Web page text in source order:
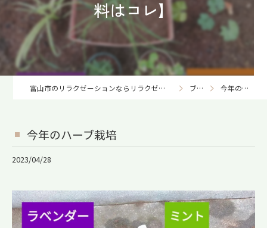
料はコレ】
富山市のリラクゼーションならリラクゼーションサロンforme-フォルム- ブログ 今年のハーブ栽培
今年のハーブ栽培
2023/04/28